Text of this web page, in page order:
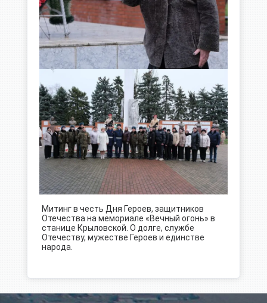
Митинг в честь Дня Героев, защитников
Отечества на мемориале «Вечный огонь» в
станице Крыловской. О долге, службе
Отечеству, мужестве Героев и единстве
народа.